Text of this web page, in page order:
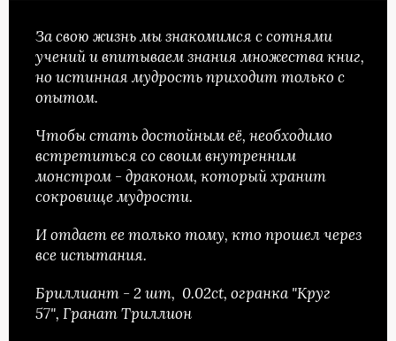
За свою жизнь мы знакомимся с сотнями
учений и впитываем знания множества книг,
но истинная мудрость приходит только с
опытом.
Чтобы стать достойным её, необходимо
встретиться со своим внутренним
монстром - драконом, который хранит
сокровище мудрости.
И отдает ее только тому, кто прошел через
все испытания.
Бриллиант - 2 шт, 0.02ct, огранка "Круг
57", Гранат Триллион